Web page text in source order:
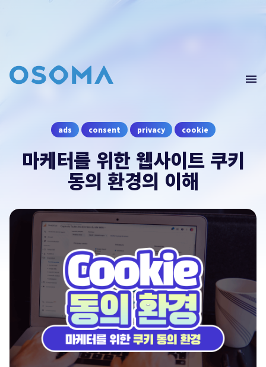
Home
Webinar
ads consent privacy cookie
마케터를 위한 웹사이트 쿠키
동의 환경의 이해
문의남기기
오픈소스마케팅의 컨설팅이 필요하시다면 문의를
남겨주세요.
contact@osoma.kr
서비스 소개서 보기